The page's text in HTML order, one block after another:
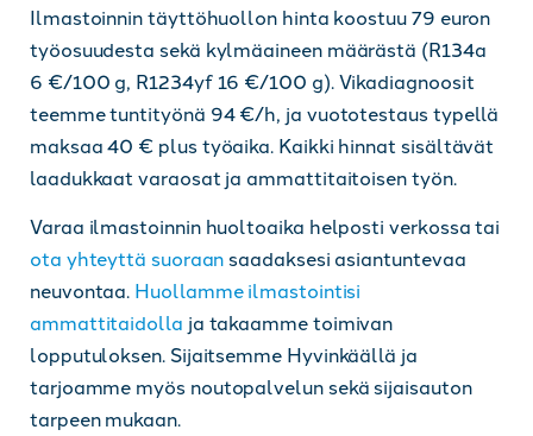
Ilmastoinnin täyttöhuollon hinta koostuu 79 euron
työosuudesta sekä kylmäaineen määrästä (R134a
6 €/100 g, R1234yf 16 €/100 g). Vikadiagnoosit
teemme tuntityönä 94 €/h, ja vuototestaus typellä
maksaa 40 € plus työaika. Kaikki hinnat sisältävät
laadukkaat varaosat ja ammattitaitoisen työn.
Varaa ilmastoinnin huoltoaika helposti verkossa tai
ota yhteyttä suoraansaadaksesi asiantuntevaa
neuvontaa. Huollamme ilmastointisi
ammattitaidolla ja takaamme toimivan
lopputuloksen. Sijaitsemme Hyvinkäällä ja
tarjoamme myös noutopalvelun sekä sijaisauton
tarpeen mukaan.